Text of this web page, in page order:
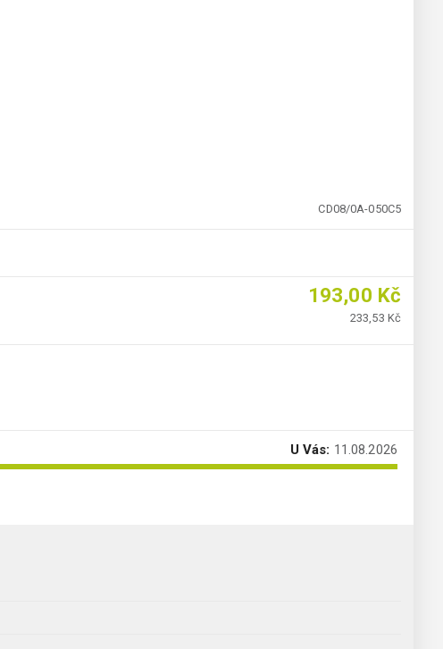
CD08/0A-050C5
193,00 Kč
233,53 Kč
U Vás: 11.08.2026